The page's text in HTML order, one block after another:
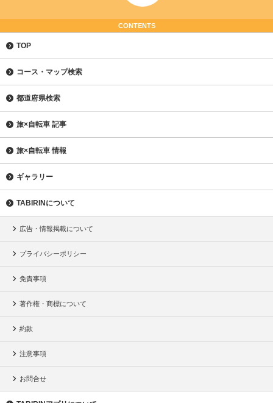
CONTENTS
TOP
コース・マップ検索
都道府県検索
旅×自転車 記事
旅×自転車 情報
ギャラリー
TABIRINについて
広告・情報掲載について
プライバシーポリシー
免責事項
著作権・商標について
約款
注意事項
お問合せ